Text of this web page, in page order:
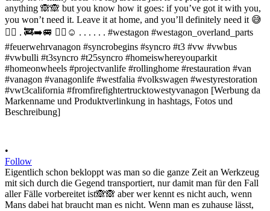
•
Follow
Eigentlich schon bekloppt was man so die ganze Zeit an Werkzeug
mit sich durch die Gegend transportiert, nur damit man für den Fall
aller Fälle vorbereitet ist🙈🙈 aber wer kennt es nicht auch, wenn
Mans dabei hat braucht man es nicht. Wenn man es zuhause lässt,